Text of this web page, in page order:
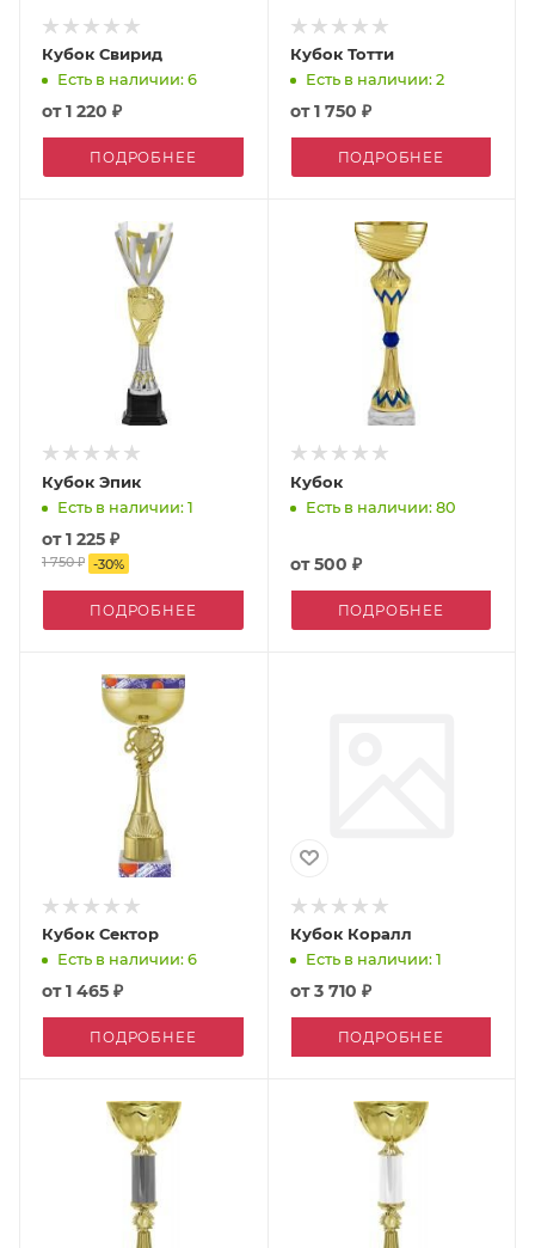
Кубок Свирид
Есть в наличии: 6
от1 220 ₽
ПОДРОБНЕЕ
Кубок Тотти
Есть в наличии: 2
от1 750 ₽
ПОДРОБНЕЕ
Кубок Эпик
Есть в наличии: 1
от1 225 ₽
1 750 ₽ -30%
ПОДРОБНЕЕ
Кубок
Есть в наличии: 80
от500 ₽
ПОДРОБНЕЕ
Кубок Сектор
Есть в наличии: 6
от1 465 ₽
ПОДРОБНЕЕ
Кубок Коралл
Есть в наличии: 1
от3 710 ₽
ПОДРОБНЕЕ